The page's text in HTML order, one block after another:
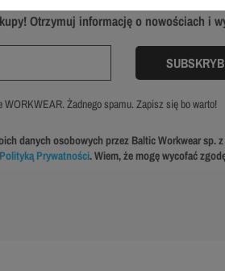
Otrzymuj informację o nowościach i
Żadnego spamu. Zapisz się bo warto!
danych osobowych przez Baltic Workwear sp.
Polityką Prywatności. Wiem, że mogę wycofać